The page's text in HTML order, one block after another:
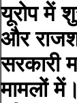
यूरोप में
और
सरकारी
मामलों